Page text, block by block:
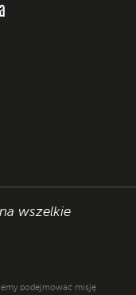
wszelkie
podejmować misję